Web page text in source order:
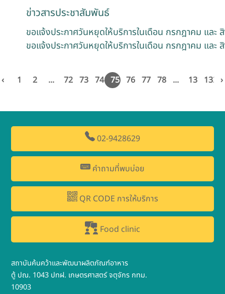
ข่าวสารประชาสัมพันธ์
ขอแจ้งประกาศวันหยุดให้บริการในเดือน กรกฎาคม และ
ขอแจ้งประกาศวันหยุดให้บริการในเดือน กรกฎาคม และ
‹ 1 2 ... 72 73 74 75 76 77 78 ... 131 132 ›
02-9428629
คำถามที่พบบ่อย
QR CODE การให้บริการ
Food clinic
สถาบันค้นคว้าและพัฒนาผลิตภัณฑ์อาหาร
ตู้ ปณ. 1043 ปทฝ. เกษตรศาสตร์ จตุจักร กทม.
10903